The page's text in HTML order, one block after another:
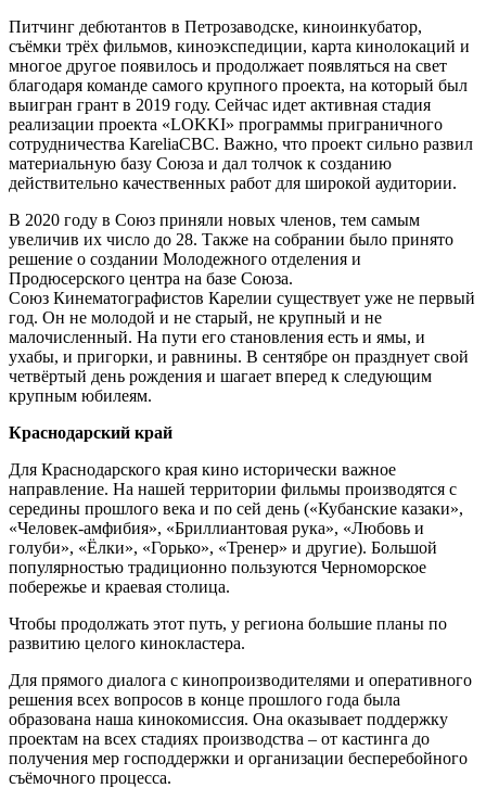
Питчинг дебютантов в Петрозаводске, киноинкубатор,
съёмки трёх фильмов, киноэкспедиции, карта кинолокаций и
многое другое появилось и продолжает появляться на свет
благодаря команде самого крупного проекта, на который был
выигран грант в 2019 году. Сейчас идет активная стадия
реализации проекта «LOKKI» программы приграничного
сотрудничества KareliaCBC. Важно, что проект сильно развил
материальную базу Союза и дал толчок к созданию
действительно качественных работ для широкой аудитории.
В 2020 году в Союз приняли новых членов, тем самым
увеличив их число до 28. Также на собрании было принято
решение о создании Молодежного отделения и
Продюсерского центра на базе Союза.
Союз Кинематографистов Карелии существует уже не первый
год. Он не молодой и не старый, не крупный и не
малочисленный. На пути его становления есть и ямы, и
ухабы, и пригорки, и равнины. В сентябре он празднует свой
четвёртый день рождения и шагает вперед к следующим
крупным юбилеям.
Краснодарский край
Для Краснодарского края кино исторически важное
направление. На нашей территории фильмы производятся с
середины прошлого века и по сей день («Кубанские казаки»,
«Человек-амфибия», «Бриллиантовая рука», «Любовь и
голуби», «Ёлки», «Горько», «Тренер» и другие). Большой
популярностью традиционно пользуются Черноморское
побережье и краевая столица.
Чтобы продолжать этот путь, у региона большие планы по
развитию целого кинокластера.
Для прямого диалога с кинопроизводителями и оперативного
решения всех вопросов в конце прошлого года была
образована наша кинокомиссия. Она оказывает поддержку
проектам на всех стадиях производства – от кастинга до
получения мер господдержки и организации бесперебойного
съёмочного процесса.